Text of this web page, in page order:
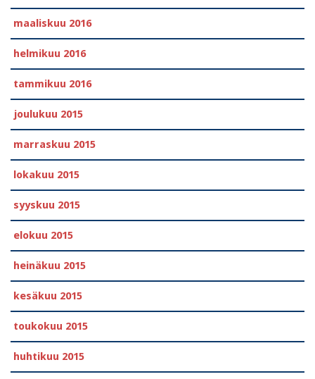
maaliskuu 2016
helmikuu 2016
tammikuu 2016
joulukuu 2015
marraskuu 2015
lokakuu 2015
syyskuu 2015
elokuu 2015
heinäkuu 2015
kesäkuu 2015
toukokuu 2015
huhtikuu 2015